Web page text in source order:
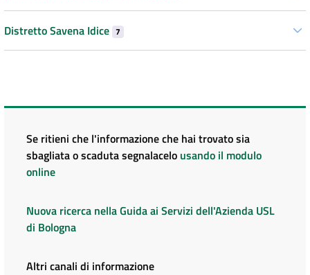
Distretto Savena Idice 7
Se ritieni che l'informazione che hai trovato sia
sbagliata o scaduta segnalacelo usando il modulo
online
Nuova ricerca nella Guida ai Servizi dell'Azienda USL
di Bologna
Altri canali di informazione